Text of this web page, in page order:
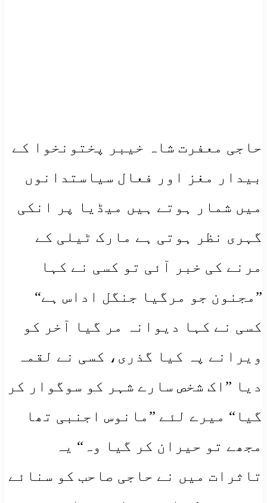
حاجی معفرت شاہ خیبر پختونخوا کے
بیدار مغز اور فعال سیاستدانوں
میں شمار ہوتے ہیں میڈیا پر انکی
گہری نظر ہوتی ہے مارک ٹیلی کے
مرنے کی خبر آئی تو کسی نے کہا
”مجنون جو مرگیا جنگل اداس ہے“
کسی نے کہا دیوانہ مر گیا آخر کو
ویرانے پہ کیا گذری، کسی نے لقمہ
دیا ”اک شخص سارے شہر کو سوگوار کر
گیا“ میرے لئے ”مانوس اجنبی تھا
مجھے تو حیران کر گیا وہ“ یہ
تاثرات میں نے حاجی صاحب کو سنائے